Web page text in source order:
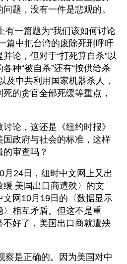
题，没有一件是悲观的。
有一篇题为“我们该如何讨论
篇中把台湾的废除死刑呼吁
论，但对于“打死算自杀”以
种“被自杀”还有“按供给杀
及中共利用国家机器杀人，
的贪官全部死缓等重点，
论，这还是《纽约时报》
政府与社会的标准，这样
审查吗？
月24日，纽时中文网上又出
美国出口商遭殃〉的文
网10月19日的〈数据显示
相互矛盾。但这不是重
不好了，美国出口商就遭殃
察是正确的。因为美国对中